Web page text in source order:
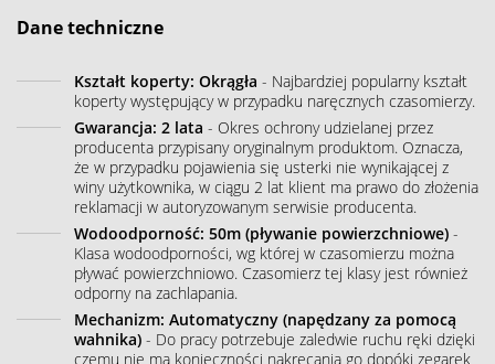
Dane techniczne
Kształt koperty: Okrągła - Najbardziej popularny kształt
koperty występujący w przypadku naręcznych czasomierzy.
Gwarancja: 2 lata - Okres ochrony udzielanej przez
producenta przypisany oryginalnym produktom. Oznacza,
że w przypadku pojawienia się usterki nie wynikającej z
winy użytkownika, w ciągu 2 lat klient ma prawo do złożenia
reklamacji w autoryzowanym serwisie producenta.
Wodoodporność: 50m (pływanie powierzchniowe) -
Klasa wodoodporności, wg której w czasomierzu można
pływać powierzchniowo. Czasomierz tej klasy jest również
odporny na zachlapania.
Mechanizm: Automatyczny (napędzany za pomocą
wahnika) - Do pracy potrzebuje zaledwie ruchu ręki dzięki
czemu nie ma konieczności nakręcania go dopóki zegarek